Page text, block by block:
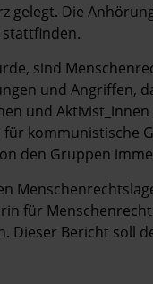
gelegt. Die
stattfinden.
sind
und Angriffen,
und
kommunistische
den Gruppen
für
Dieser Bericht soll